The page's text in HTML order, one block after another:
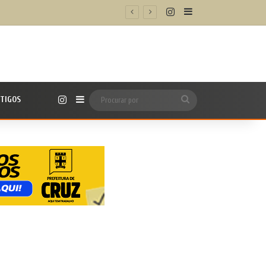
InstagramBarra Lateral
InstagramBarra Lateral
por